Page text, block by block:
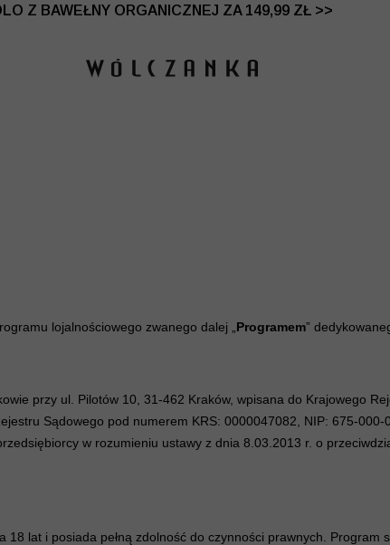
Z BAWEŁNY ORGANICZNEJ ZA 149,99 ZŁ >>
-50% | DODATKOWE -30% NA DRUGI I TRZECI
lojalnościowego zwanego dalej „ Programem”
przy ul. Pilotów 10, 31-462 Kraków, wpisana do Krajowego
Sądowego pod numerem KRS: 0000047082, NIP: 675-
w rozumieniu ustawy z dnia 8.03.2013 r. o
lat i posiada pełną zdolność do czynności prawnych.